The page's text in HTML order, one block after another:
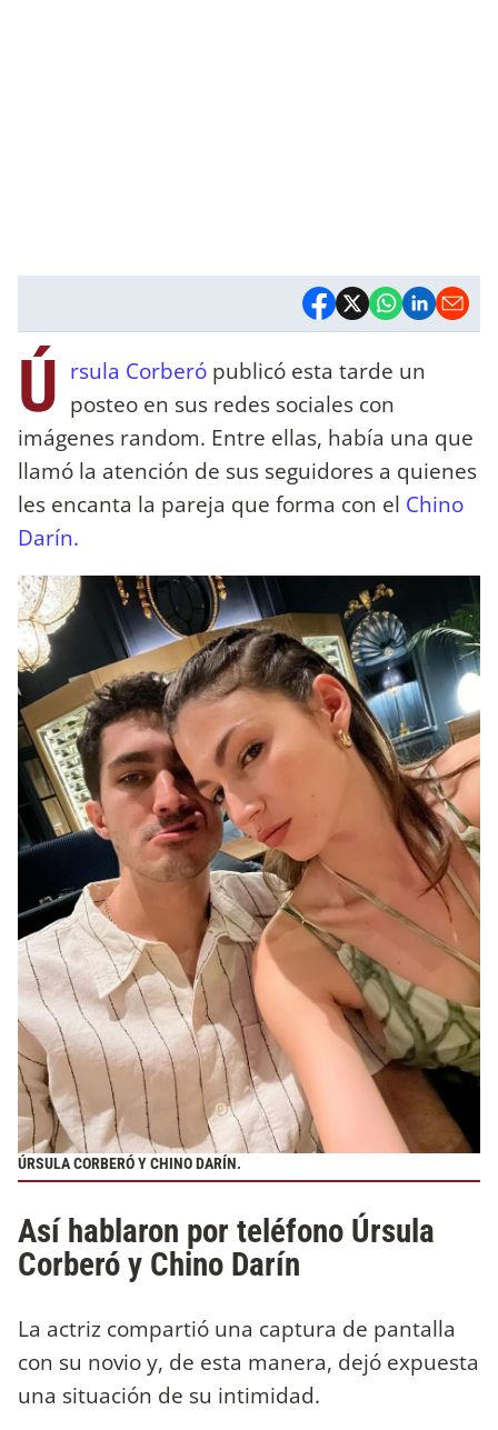
Ú rsula Corberó publicó esta tarde un
posteo en sus redes sociales con
imágenes random. Entre ellas, había una que
llamó la atención de sus seguidores a quienes
les encanta la pareja que forma con el Chino
Darín.
ÚRSULA CORBERÓ Y CHINO DARÍN.
Así hablaron por teléfono Úrsula
Corberó y Chino Darín
La actriz compartió una captura de pantalla
con su novio y, de esta manera, dejó expuesta
una situación de su intimidad.